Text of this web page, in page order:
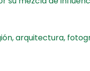
arquitectura,